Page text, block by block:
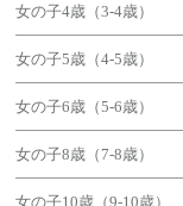
女の子4歳（3-4歳）
女の子5歳（4-5歳）
女の子6歳（5-6歳）
女の子8歳（7-8歳）
女の子10歳（9-10歳）